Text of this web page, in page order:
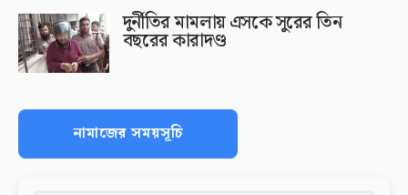
দুর্নীতির মামলায় এসকে সুরের তিন
বছরের কারাদণ্ড
নামাজের সময়সূচি